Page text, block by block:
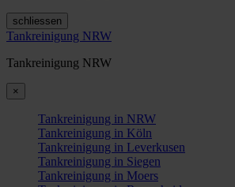
schliessen
Tankreinigung NRW
Tankreinigung NRW
×
Tankreinigung in NRW
Tankreinigung in Köln
Tankreinigung in Leverkusen
Tankreinigung in Siegen
Tankreinigung in Moers